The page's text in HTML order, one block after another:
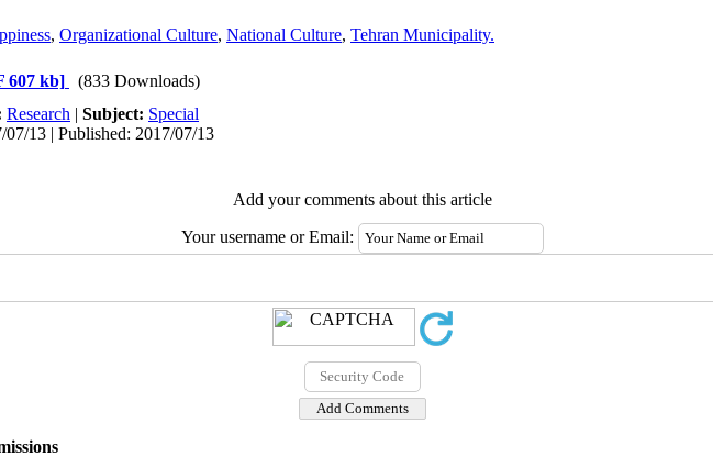
, Organizational Culture, National Culture, Tehran Municipality.
607 kb]
(833 Downloads)
Research | Subject: Special
07/13 | Published: 2017/07/13
Add your comments about this article
Your username or Email: